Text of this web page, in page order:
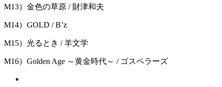
M13）金色の草原 / 財津和夫
M14）GOLD / B’z
M15）光るとき / 羊文学
M16）Golden Age ～黄金時代～ / ゴスペラーズ